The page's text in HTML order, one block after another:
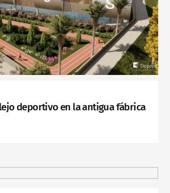
deportivo en la antigua fábrica